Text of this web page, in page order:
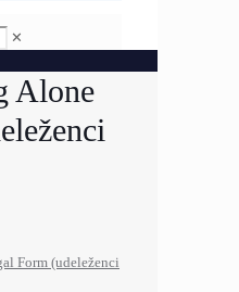
✕
Alone
Form (udeleženci